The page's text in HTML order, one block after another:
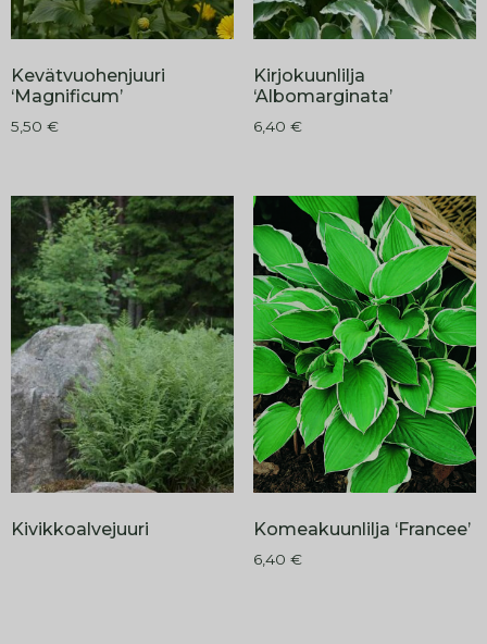
Kevätvuohenjuuri
‘Magnificum’
5,50 €
Kirjokuunlilja
‘Albomarginata’
6,40 €
Kivikkoalvejuuri Komeakuunlilja ‘Francee’
6,40 €